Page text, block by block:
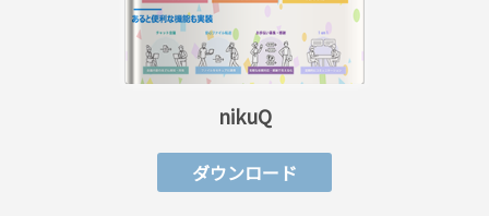
nikuQ
ダウンロード